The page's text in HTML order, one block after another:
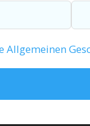
Allgemeinen